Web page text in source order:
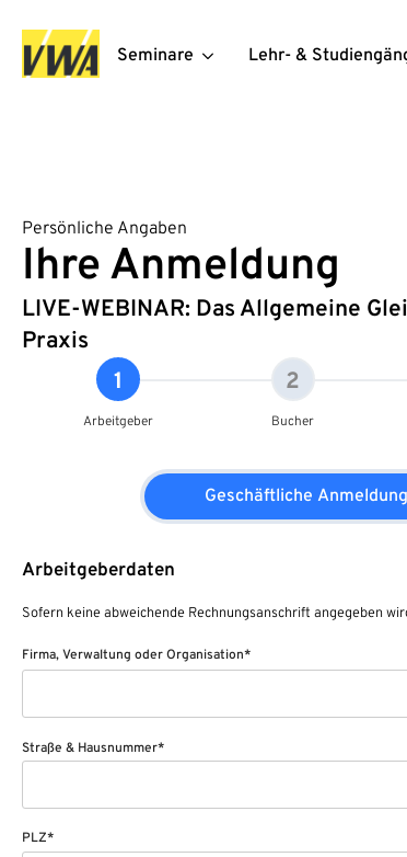
Seminare Lehr- &
Persönliche Angaben
Ihre Anmeldung
LIVE-WEBINAR: Das Allgemeine
Praxis
1
Arbeitgeber
2
Bucher
Geschäftliche Anmeldung
Arbeitgeberdaten
Sofern keine abweichende Rechnungsanschrift angegeben
Firma, Verwaltung oder Organisation*
Straße & Hausnummer*
PLZ*